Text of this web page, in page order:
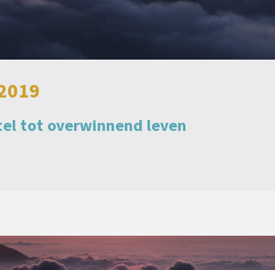
tot overwinnend leven